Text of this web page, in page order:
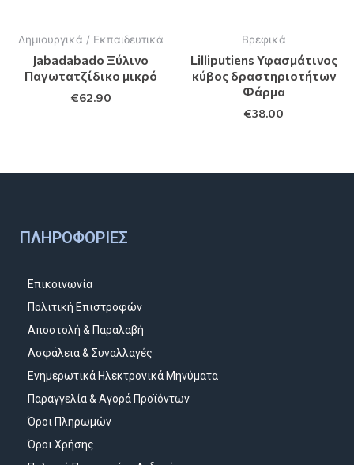
Δημιουργικά / Εκπαιδευτικά
Jabadabado Ξύλινο
Παγωτατζίδικο μικρό
€62.90
Βρεφικά
Lilliputiens Υφασμάτινος
κύβος δραστηριοτήτων
Φάρμα
€38.00
ΠΛΗΡΟΦΟΡΊΕΣ
Επικοινωνία
Πολιτική Επιστροφών
Αποστολή & Παραλαβή
Ασφάλεια & Συναλλαγές
Ενημερωτικά Ηλεκτρονικά Μηνύματα
Παραγγελία & Αγορά Προϊόντων
Όροι Πληρωμών
Όροι Χρήσης